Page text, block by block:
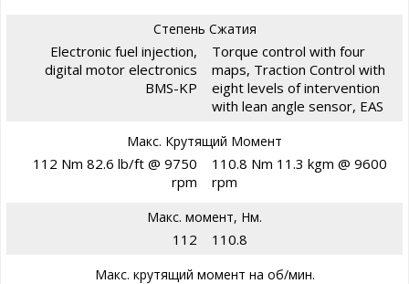
Степень Сжатия
Electronic fuel injection,
digital motor electronics
BMS-KP
Torque control with four
maps, Traction Control with
eight levels of intervention
with lean angle sensor, EAS
Макс. Крутящий Момент
112 Nm 82.6 lb/ft @ 9750
rpm
110.8 Nm 11.3 kgm @ 9600
rpm
Макс. момент, Нм.
112 110.8
Макс. крутящий момент на об/мин.